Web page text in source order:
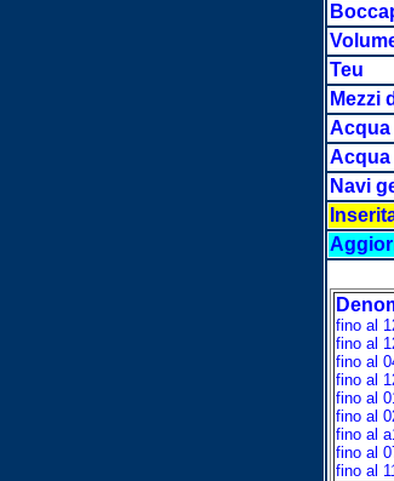
Teu
Mezzi
Acqua
Navi
fino al
fino al
fino al
fino al
fino al
fino al
fino al
fino al
fino al